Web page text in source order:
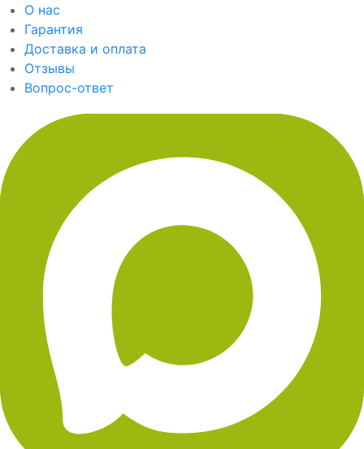
О нас
Гарантия
Доставка и оплата
Отзывы
Вопрос-ответ